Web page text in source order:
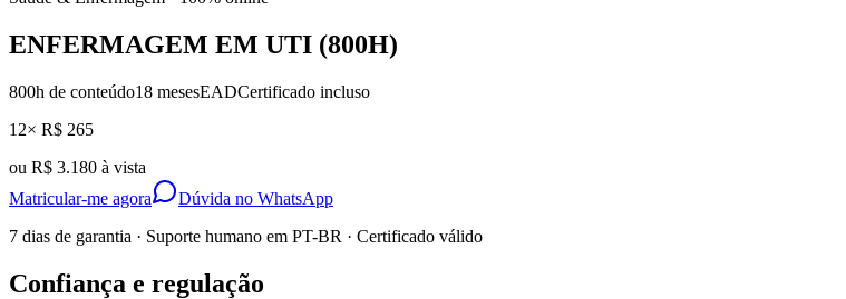
ENFERMAGEM EM UTI (800H)
800h de conteúdo18 mesesEADCertificado incluso
12× R$ 265
ou R$ 3.180 à vista
Matricular-me agora
Dúvida no WhatsApp
7 dias de garantia · Suporte humano em PT-BR · Certificado válido
Confiança e regulação